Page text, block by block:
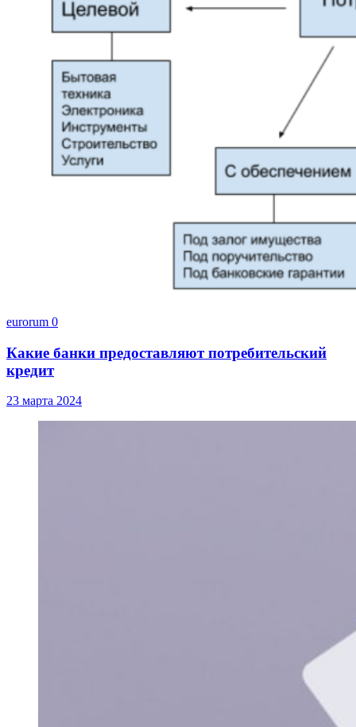
eurorum 0
Какие банки предоставляют потребительский
кредит
23 марта 2024